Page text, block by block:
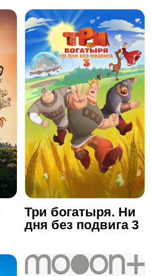
Три богатыря. Ни
дня без подвига 3